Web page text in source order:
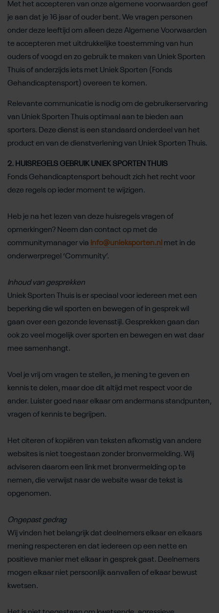
Met het accepteren van onze algemene voorwaarden geef
je aan dat je 16 jaar of ouder bent. We vragen personen
onder deze leeftijd om alleen deze Algemene Voorwaarden
te accepteren met uitdrukkelijke toestemming van hun
ouders of voogd en zo gebruik te maken van Uniek Sporten
Thuis of anderzijds iets met Uniek Sporten (Fonds
Gehandicaptensport) overeen te komen.
Relevante communicatie is nodig om de gebruikerservaring
van Uniek Sporten Thuis optimaal aan te bieden aan
sporters. Deze dienst is een standaard onderdeel van het
product en van de dienstverlening van Uniek Sporten Thuis.
2. HUISREGELS GEBRUIK UNIEK SPORTEN THUIS
Fonds Gehandicaptensport behoudt zich het recht voor
deze regels op ieder moment te wijzigen.
Heb je na het lezen van deze huisregels vragen of
opmerkingen? Neem dan contact op met de
communitymanager via info@unieksporten.nl met in de
onderwerpregel ‘Community’.
Inhoud van gesprekken
Uniek Sporten Thuis is er speciaal voor iedereen met een
beperking die wil sporten en bewegen of in gesprek wil
gaan over een gezonde levensstijl. Gesprekken gaan dan
ook zo veel mogelijk over sporten en bewegen en wat daar
mee samenhangt.
Voel je vrij om vragen te stellen, je mening te geven en
kennis te delen, maar doe dit altijd met respect voor de
ander. Luister goed naar elkaar om andermans standpunten,
vragen of kennis te begrijpen.
Het citeren of kopiëren van teksten afkomstig van andere
websites is niet toegestaan zonder bronvermelding. Wij
adviseren daarom een link met bronvermelding op te
nemen, die verwijst naar de website waar de tekst is
opgenomen.
Ongepast gedrag
Wij vinden het belangrijk dat deelnemers elkaar en elkaars
mening respecteren en dat iedereen op een nette en
positieve manier met elkaar in gesprek gaat. Deelnemers
mogen elkaar niet persoonlijk aanvallen of elkaar bewust
kwetsen.